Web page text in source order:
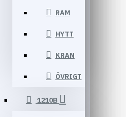
RAM
HYTT
KRAN
ÖVRIGT
1210B